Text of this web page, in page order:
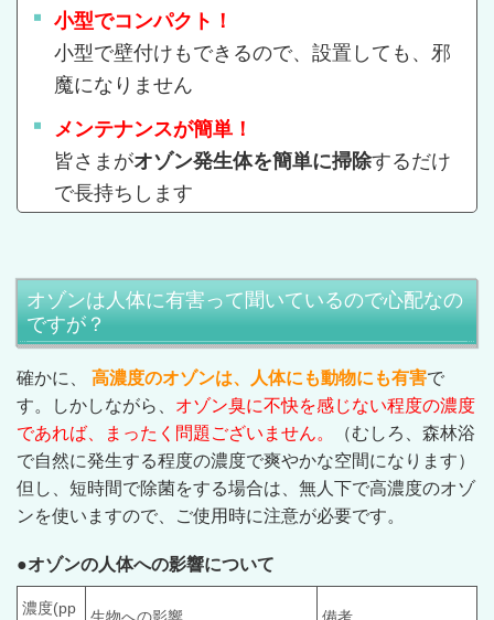
小型でコンパクト！
小型で壁付けもできるので、設置しても、邪
魔になりません
メンテナンスが簡単！
皆さまがオゾン発生体を簡単に掃除するだけ
で長持ちします
オゾンは人体に有害って聞いているので心配なの
ですが？
確かに、 高濃度のオゾンは、人体にも動物にも有害で
す。しかしながら、 オゾン臭に不快を感じない程度の濃度
であれば、まったく問題ございません。
（むしろ、森林浴
で自然に発生する程度の濃度で爽やかな空間になります）
但し、短時間で除菌をする場合は、無人下で高濃度のオゾ
ンを使いますので、ご使用時に注意が必要です。
●オゾンの人体への影響について
濃度(pp